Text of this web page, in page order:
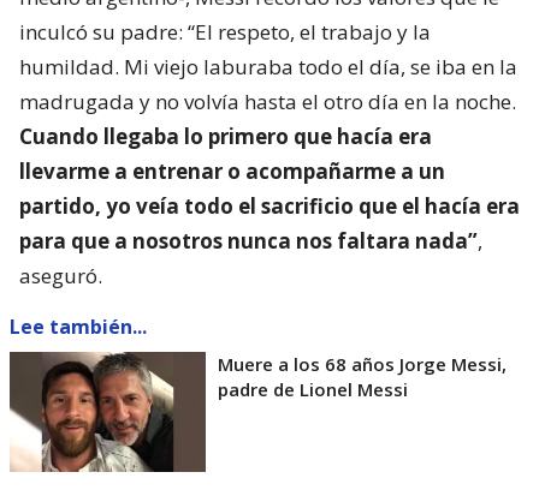
inculcó su padre: “El respeto, el trabajo y la
humildad. Mi viejo laburaba todo el día, se iba en la
madrugada y no volvía hasta el otro día en la noche.
Cuando llegaba lo primero que hacía era
llevarme a entrenar o acompañarme a un
partido, yo veía todo el sacrificio que el hacía era
para que a nosotros nunca nos faltara nada”,
aseguró.
Lee también...
Muere a los 68 años Jorge Messi,
padre de Lionel Messi